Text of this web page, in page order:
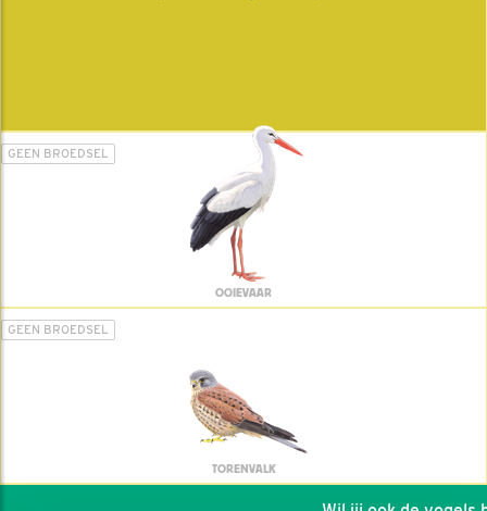
GEEN BROEDSEL
OOIEVAAR
GEEN BROEDSEL
TORENVALK